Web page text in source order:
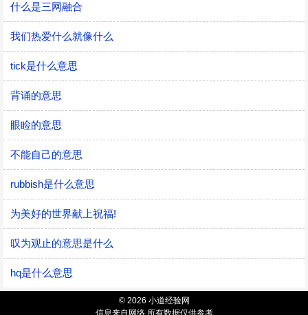
什么是三网融合
我们热爱什么就像什么
tick是什么意思
背诵的意思
眼睑的意思
不能自己的意思
rubbish是什么意思
为美好的世界献上祝福!
叹为观止的意思是什么
hq是什么意思
© 2026 小道经验网
信息来自网络 所有数据仅供参考